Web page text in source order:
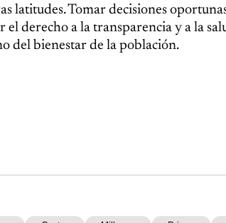
latitudes. Tomar decisiones
derecho a la transparencia y a la
del bienestar de la población.